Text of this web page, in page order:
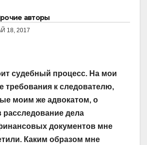
авторы
18, 2017
судебный процесс. На мои
требования к следователю,
моим же адвокатом, о
расследование дела
документов мне
Каким образом мне